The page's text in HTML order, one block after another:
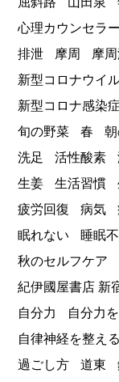
心理カウンセラー
排泄
摩周 摩
新型コロナウイ
新型コロナ感染
旬の野菜
春
洗足
活性酸素
生姜
生活習慣
疲労回復
病気
眠れない
睡眠
秋のセルフケア
紀伊國屋書店 新
自分力
自分力
自律神経を整える
過ごし方
道東